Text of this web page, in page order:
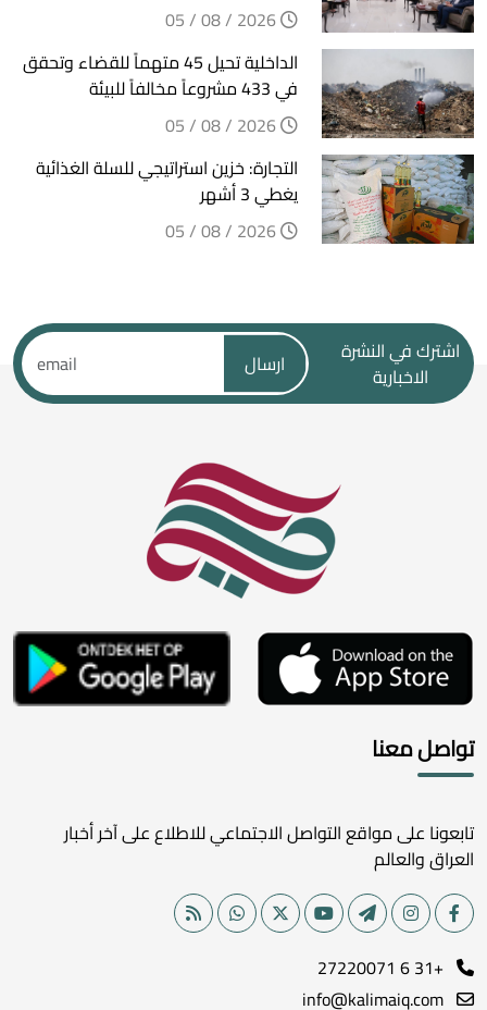
الداخلية تحيل 45 متهماً للقضاء وتحقق
في 433 مشروعاً مخالفاً للبيئة
التجارة: خزين استراتيجي للسلة الغذائية
يغطي 3 أشهر
اشترك في النشرة
الاخبارية
ارسال
تواصل معنا
تابعونا على مواقع التواصل الاجتماعي للاطلاع على آخر أخبار
العراق والعالم
+31 6 27220071
info@kalimaiq.com